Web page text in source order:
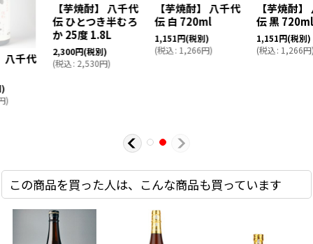
【芋焼酎】 八千代
伝 ひとつき半むろ
か 25度 1.8L
2,300
(税別)
(税込:2,530円)
【芋焼酎】 八千代
伝 白 720ml
(税別)
1,266円)
【芋焼酎】 八千代
伝 黒 720ml
(税別)
1,266円)
この商品を買った人は、こんな商品も買っています